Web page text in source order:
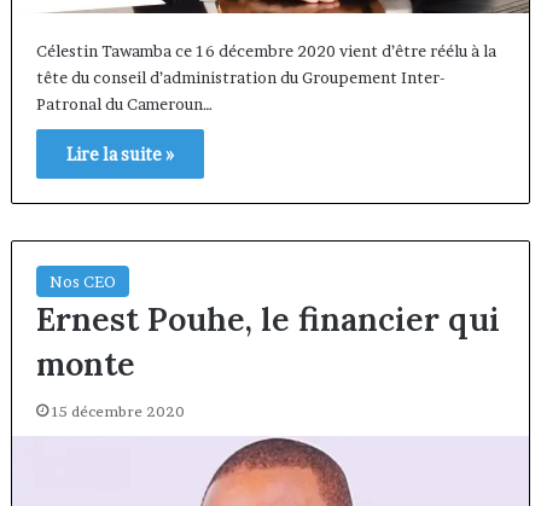
Célestin Tawamba ce 16 décembre 2020 vient d’être réélu à la
tête du conseil d’administration du Groupement Inter-
Patronal du Cameroun…
Lire la suite »
Nos CEO
Ernest Pouhe, le financier qui
monte
15 décembre 2020